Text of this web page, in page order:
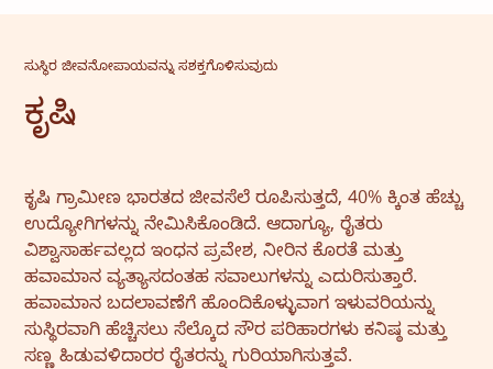
ಸುಸ್ಥಿರ ಜೀವನೋಪಾಯವನ್ನು ಸಶಕ್ತಗೊಳಿಸುವುದು
ಕೃಷಿ
ಕೃಷಿ ಗ್ರಾಮೀಣ ಭಾರತದ ಜೀವಸೆಲೆ ರೂಪಿಸುತ್ತದೆ, 40% ಕ್ಕಿಂತ ಹೆಚ್ಚು
ಉದ್ಯೋಗಿಗಳನ್ನು ನೇಮಿಸಿಕೊಂಡಿದೆ. ಆದಾಗ್ಯೂ, ರೈತರು
ವಿಶ್ವಾಸಾರ್ಹವಲ್ಲದ ಇಂಧನ ಪ್ರವೇಶ, ನೀರಿನ ಕೊರತೆ ಮತ್ತು
ಹವಾಮಾನ ವ್ಯತ್ಯಾಸದಂತಹ ಸವಾಲುಗಳನ್ನು ಎದುರಿಸುತ್ತಾರೆ.
ಹವಾಮಾನ ಬದಲಾವಣೆಗೆ ಹೊಂದಿಕೊಳ್ಳುವಾಗ ಇಳುವರಿಯನ್ನು
ಸುಸ್ಥಿರವಾಗಿ ಹೆಚ್ಚಿಸಲು ಸೆಲ್ಕೊದ ಸೌರ ಪರಿಹಾರಗಳು ಕನಿಷ್ಠ ಮತ್ತು
ಸಣ್ಣ ಹಿಡುವಳಿದಾರರ ರೈತರನ್ನು ಗುರಿಯಾಗಿಸುತ್ತವೆ.